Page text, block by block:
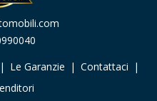
| Le Garanzie | Contattaci |